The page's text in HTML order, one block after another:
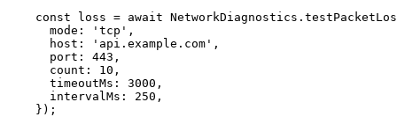
const loss = await NetworkDiagnostics.
mode:
'tcp' ,
host:
'api.example.com' ,
port: 443 ,
count: 10 ,
timeoutMs: 3000 ,
intervalMs: 250 ,
});